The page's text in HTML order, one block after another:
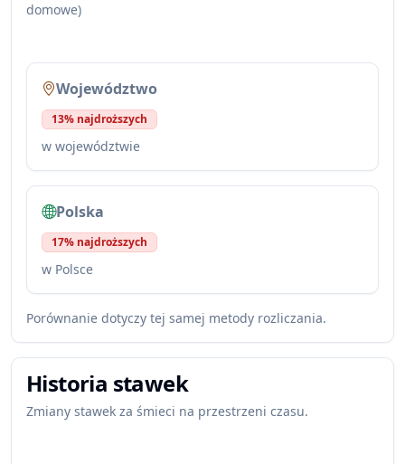
domowe)
Województwo
13% najdroższych
w województwie
Polska
17% najdroższych
w Polsce
Porównanie dotyczy tej samej metody rozliczania.
Historia stawek
Zmiany stawek za śmieci na przestrzeni czasu.